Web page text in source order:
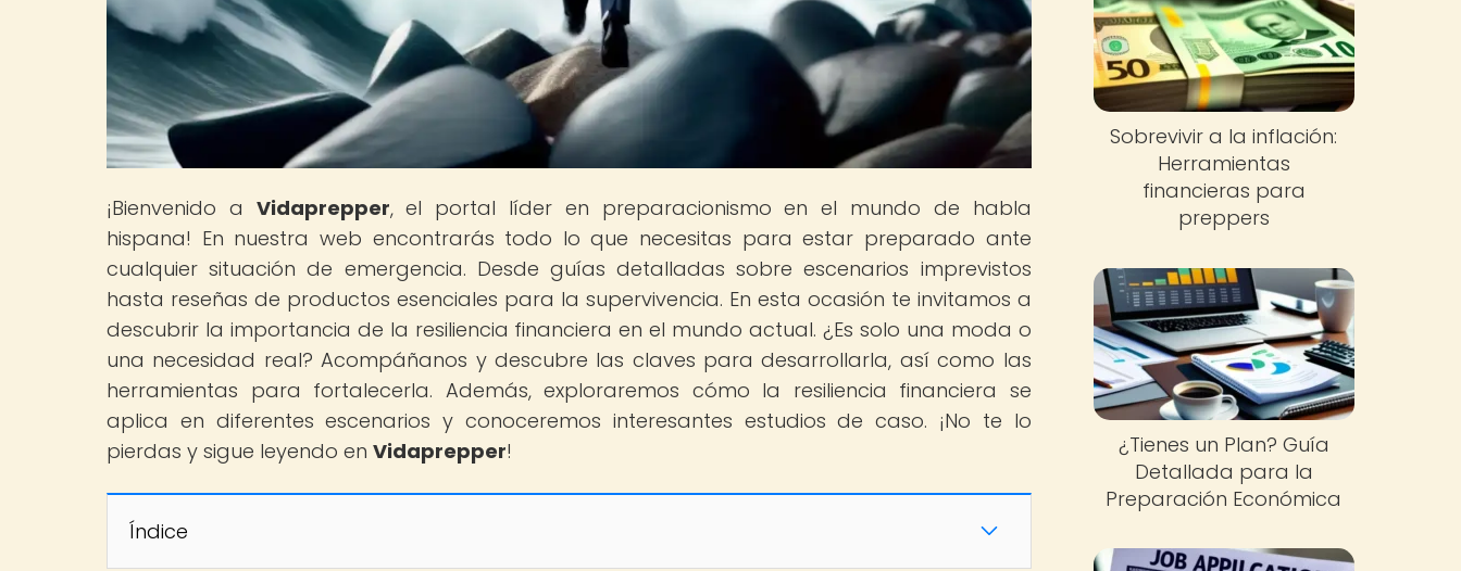
¡Bienvenido a Vidaprepper, el portal líder en preparacionismo en el mundo de habla
hispana! En nuestra web encontrarás todo lo que necesitas para estar preparado ante
cualquier situación de emergencia. Desde guías detalladas sobre escenarios imprevistos
hasta reseñas de productos esenciales para la supervivencia. En esta ocasión te invitamos a
descubrir la importancia de la resiliencia financiera en el mundo actual. ¿Es solo una moda o
una necesidad real? Acompáñanos y descubre las claves para desarrollarla, así como las
herramientas para fortalecerla. Además, exploraremos cómo la resiliencia financiera se
aplica en diferentes escenarios y conoceremos interesantes estudios de caso. ¡No te lo
pierdas y sigue leyendo en Vidaprepper!
Índice
Sobrevivir a la inflación:
Herramientas
financieras para
preppers
¿Tienes un Plan? Guía
Detallada para la
Preparación Económica